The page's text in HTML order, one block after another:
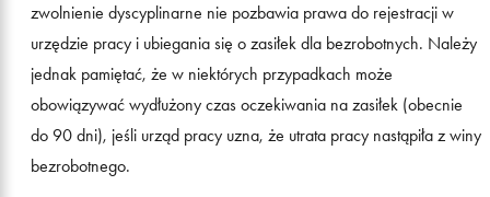
zwolnienie dyscyplinarne nie pozbawia prawa do rejestracji w
urzędzie pracy i ubiegania się o zasiłek dla bezrobotnych. Należy
jednak pamiętać, że w niektórych przypadkach może
obowiązywać wydłużony czas oczekiwania na zasiłek (obecnie
do 90 dni), jeśli urząd pracy uzna, że utrata pracy nastąpiła z winy
bezrobotnego.